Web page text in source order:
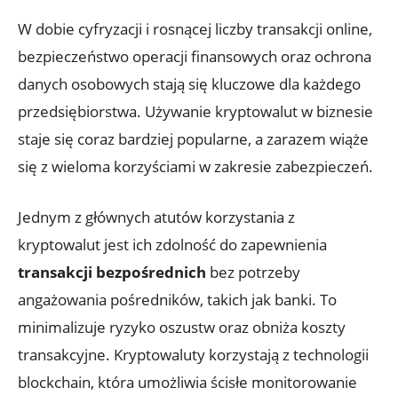
W dobie cyfryzacji ‌i rosnącej liczby ‍transakcji online,
bezpieczeństwo ‍operacji finansowych oraz ochrona‍
danych osobowych stają ‍się kluczowe dla ‍każdego
⁤przedsiębiorstwa. Używanie kryptowalut w biznesie
staje się coraz bardziej popularne, a zarazem ‍wiąże
się‍ z wieloma korzyściami⁤ w zakresie‍ zabezpieczeń.
Jednym z ‌głównych ​atutów korzystania z
kryptowalut jest ich⁣ zdolność do zapewnienia
transakcji bezpośrednich bez potrzeby
angażowania ‍pośredników,​ takich⁢ jak banki. To
minimalizuje ryzyko oszustw oraz​ obniża koszty
transakcyjne. Kryptowaluty korzystają ⁤z technologii
blockchain, która⁤ umożliwia ścisłe monitorowanie⁢